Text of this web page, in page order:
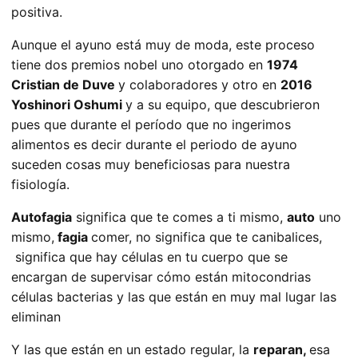
positiva.
Aunque el ayuno está muy de moda, este proceso
tiene dos premios nobel uno otorgado en 1974
Cristian de Duve y colaboradores y otro en 2016
Yoshinori Oshumi y a su equipo, que descubrieron
pues que durante el período que no ingerimos
alimentos es decir durante el periodo de ayuno
suceden cosas muy beneficiosas para nuestra
fisiología.
Autofagia significa que te comes a ti mismo, auto uno
mismo, fagia comer, no significa que te canibalices,
significa que hay células en tu cuerpo que se
encargan de supervisar cómo están mitocondrias
células bacterias y las que están en muy mal lugar las
eliminan
Y las que están en un estado regular, la reparan, esa